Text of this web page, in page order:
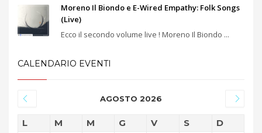
Moreno Il Biondo e E-Wired Empathy: Folk Songs
(Live)
Ecco il secondo volume live ! Moreno Il Biondo ...
CALENDARIO EVENTI
AGOSTO 2026
L M M G V S D